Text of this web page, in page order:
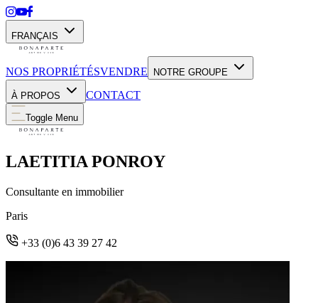
FRANÇAIS
NOS PROPRIÉTÉSVENDRE NOTRE GROUPE
À PROPOS CONTACT
Toggle Menu
LAETITIA PONROY
Consultante en immobilier
Paris
+33 (0)6 43 39 27 42